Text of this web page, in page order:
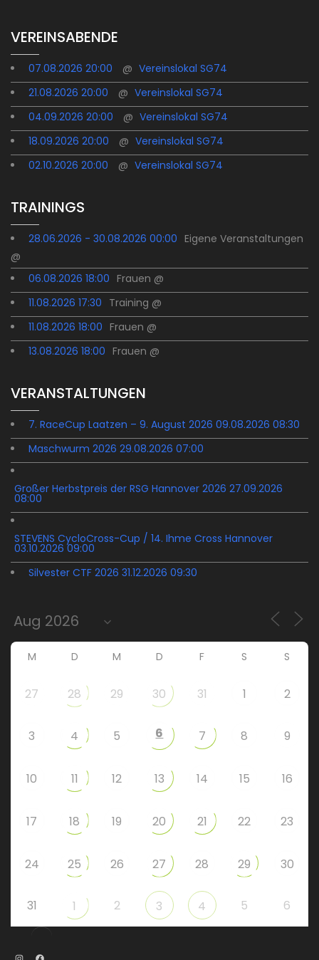
VEREINSABENDE
07.08.2026 20:00 @ Vereinslokal SG74
21.08.2026 20:00
@ Vereinslokal SG74
04.09.2026 20:00
@ Vereinslokal SG74
18.09.2026 20:00
@ Vereinslokal SG74
02.10.2026 20:00
@ Vereinslokal SG74
TRAININGS
28.06.2026 - 30.08.2026 00:00 Eigene Veranstaltungen
@
06.08.2026 18:00 Frauen @
11.08.2026 17:30 Training @
11.08.2026 18:00 Frauen @
13.08.2026 18:00 Frauen @
VERANSTALTUNGEN
7. RaceCup Laatzen – 9. August 2026 09.08.2026 08:30
Maschwurm 2026 29.08.2026 07:00
Großer Herbstpreis der RSG Hannover 2026 27.09.2026
08:00
STEVENS CycloCross-Cup / 14. Ihme Cross Hannover
03.10.2026 09:00
Silvester CTF 2026 31.12.2026 09:30
M D M D F S S
27 28 29 30 31 1 2
3 4 5 6 7 8 9
10 11 12 13 14 15 16
17 18 19 20 21 22 23
24 25 26 27 28 29 30
31 1 2 3 4 5 6